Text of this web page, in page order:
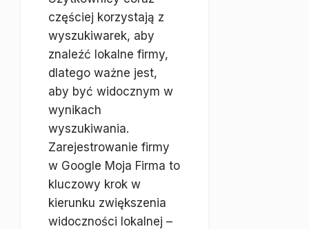
częściej korzystają z
wyszukiwarek, aby
znaleźć lokalne firmy,
dlatego ważne jest,
aby być widocznym w
wynikach
wyszukiwania.
Zarejestrowanie firmy
w Google Moja Firma to
kluczowy krok w
kierunku zwiększenia
widoczności lokalnej –